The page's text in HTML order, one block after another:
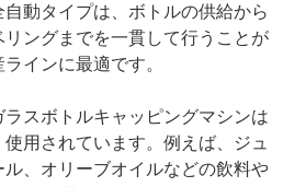
動タイプは、ボトルの供給から
ングまでを一貫して行うことが
インに最適です。
スボトルキャッピングマシンは
用されています。例えば、ジュ
、オリーブオイルなどの飲料や